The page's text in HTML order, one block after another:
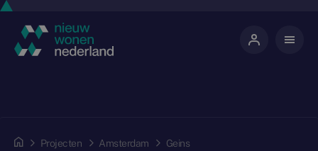
Projecten Amsterdam Geins